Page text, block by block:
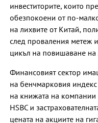
инвеститорите, които
обезпокоени от по-
на лихвите от Китай,
след проваления метеж
цикъл на повишаване на
Финансовият сектор
на бенчмарковия
на книжата на компании
HSBC и
цената на акциите на